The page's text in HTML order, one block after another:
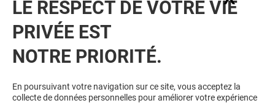
BONS PLANS
LE RESPECT DE VOTRE VIE
PRIVÉE EST
NOTRE PRIORITÉ.
En poursuivant votre navigation sur ce site, vous acceptez la
collecte de données personnelles pour améliorer votre expérience